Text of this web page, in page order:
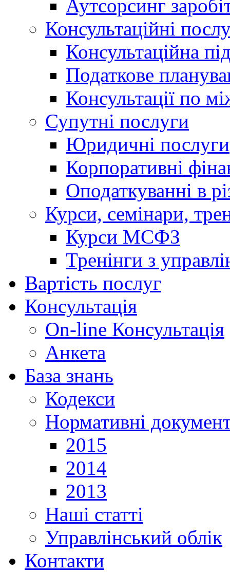
Аутсорсинг
Консультаційні
Консультаційна
Податкове
Консультації по
Супутні послуги
Юридичні послуги
Корпоративні
Оподаткуванні в
Курси, семінари,
Курси МСФЗ
Тренінги з
Вартість послуг
Консультація
On-line Консультація
Анкета
База знань
Кодекси
Нормативні
2015
2014
2013
Наші статті
Управлінський облік
Контакти